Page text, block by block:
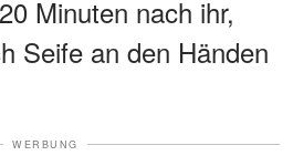
Minuten nach ihr,
Seife an den Händen
WERBUNG